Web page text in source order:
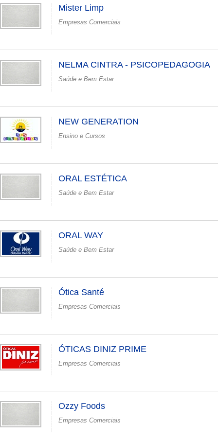
Mister Limp
Empresas Comerciais
NELMA CINTRA - PSICOPEDAGOGIA
Saúde e Bem Estar
NEW GENERATION
Ensino e Cursos
ORAL ESTÉTICA
Saúde e Bem Estar
ORAL WAY
Saúde e Bem Estar
Ótica Santé
Empresas Comerciais
ÓTICAS DINIZ PRIME
Empresas Comerciais
Ozzy Foods
Empresas Comerciais